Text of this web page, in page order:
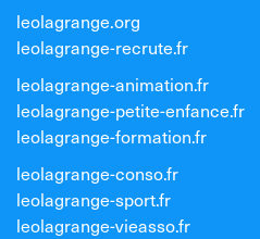
leolagrange.org
leolagrange-recrute.fr
leolagrange-animation.fr
leolagrange-petite-enfance.fr
leolagrange-formation.fr
leolagrange-conso.fr
leolagrange-sport.fr
leolagrange-vieasso.fr